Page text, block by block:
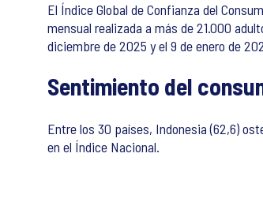
El Índice Global de Confianza del
mensual realizada a más de 21.000
diciembre de 2025 y el 9 de enero de
Sentimiento del
Entre los 30 países, Indonesia (62,6)
en el Índice Nacional.